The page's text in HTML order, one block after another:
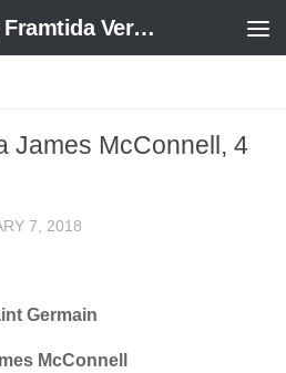
Välkomna till en Ny Framtida Verklighet
James McConnell, 4
7, 2018
Germain
McConnell